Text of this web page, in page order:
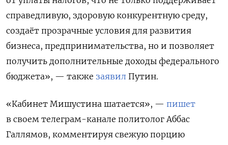
справедливую, здоровую конкурентную среду,
создаёт прозрачные условия для развития
бизнеса, предпринимательства, но и позволяет
получить дополнительные доходы федерального
бюджета», — также заявил Путин.
«Кабинет Мишустина шатается», — пишет
в своем телеграм-канале политолог Аббас
Галлямов, комментируя свежую порцию